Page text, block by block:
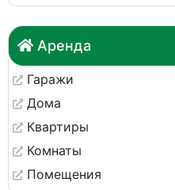
Аренда
Гаражи
Дома
Квартиры
Комнаты
Помещения